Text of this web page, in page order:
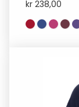
kr 238,00